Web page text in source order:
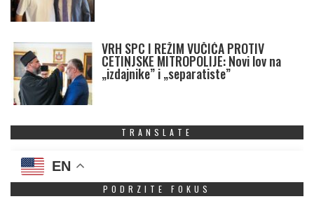
VRH SPC I REŽIM VUČIĆA PROTIV
CETINJSKE MITROPOLIJE: Novi lov na
„izdajnike” i „separatiste”
TRANSLATE
EN
PODRZITE FOKUS